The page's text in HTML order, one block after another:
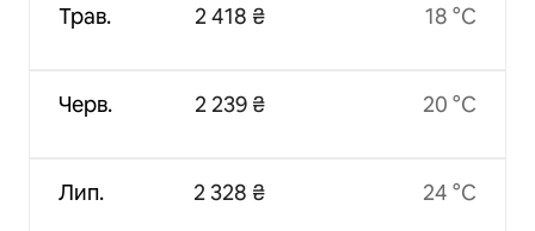
Трав.
Черв.
Лип.
2 418 ₴
2 239 ₴
2 328 ₴
18 °C
20 °C
24 °C